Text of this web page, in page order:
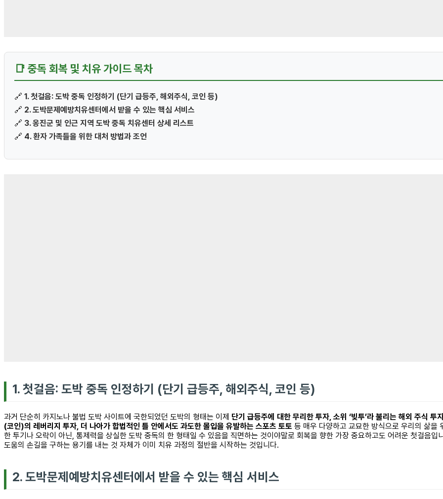
📑 중독 회복 및 치유 가이드 목차
🔗 1. 첫걸음: 도박 중독 인정하기 (단기 급등주, 해외주식, 코인 등)
🔗 2. 도박문제예방치유센터에서 받을 수 있는 핵심 서비스
🔗 3. 옹진군 및 인근 지역 도박 중독 치유센터 상세 리스트
🔗 4. 환자 가족들을 위한 대처 방법과 조언
1. 첫걸음: 도박 중독 인정하기 (단기 급등주, 해외주식, 코인 등)
과거 단순히 카지노나 불법 도박 사이트에 국한되었던 도박의 형태는 이제 단기 급등주에 대한 무리한 투자, 소위 ‘빚투’라 불리는 해외 주식
(코인)의 레버리지 투자, 더 나아가 합법적인 틀 안에서도 과도한 몰입을 유발하는 스포츠 토토 등 매우 다양하고 교묘한 방식으로 우리의 삶을
한 투기나 오락이 아닌, 통제력을 상실한 도박 중독의 한 형태일 수 있음을 직면하는 것이야말로 회복을 향한 가장 중요하고도 어려운 첫걸음입
도움의 손길을 구하는 용기를 내는 것 자체가 이미 치유 과정의 절반을 시작하는 것입니다.
2. 도박문제예방치유센터에서 받을 수 있는 핵심 서비스